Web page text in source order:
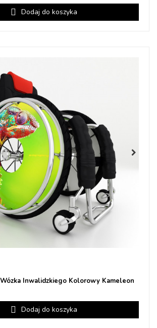
Dodaj do koszyka
Wózka Inwalidzkiego Kolorowy Kameleon
Dodaj do koszyka